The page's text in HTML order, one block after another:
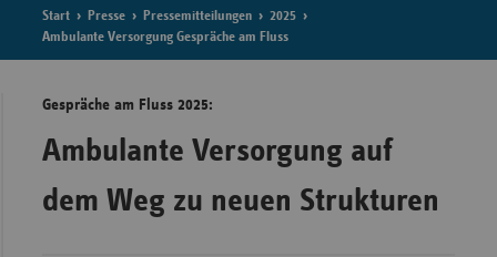
Start Presse Pressemitteilungen
2025
Ambulante Versorgung Gespräche am Fluss
Gespräche am Fluss 2025:
Ambulante Versorgung auf
dem Weg zu neuen Strukturen